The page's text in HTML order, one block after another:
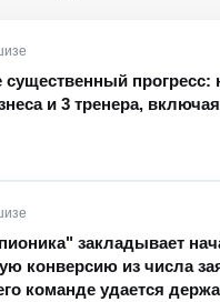
прогресс:
и 3 тренера,
закладывает
конверсию из числа
команде удается